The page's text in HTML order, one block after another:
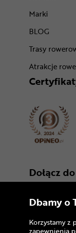
Marki
BLOG
Trasy
Atrakcje
Dołącz
Dbamy o
Korzystamy z
zapewnienia